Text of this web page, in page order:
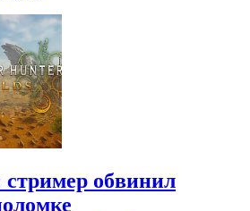
обвинил